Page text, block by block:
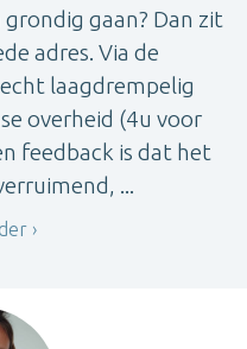
gaan? Dan zit
adres. Via de
laagdrempelig
overheid (4u voor
feedback is dat het
...